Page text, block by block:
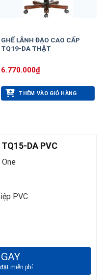
GHẾ LÃNH ĐẠO CAO CẤP
TQ19-DA THẬT
6.770.000₫
THÊM VÀO GIỎ HÀNG
DA PVC
PVC
miễn phí